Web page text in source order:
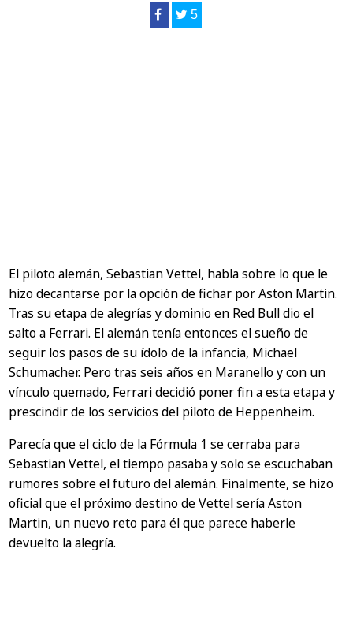
5
El piloto alemán, Sebastian Vettel, habla sobre lo que le
hizo decantarse por la opción de fichar por Aston Martin.
Tras su etapa de alegrías y dominio en Red Bull dio el
salto a Ferrari. El alemán tenía entonces el sueño de
seguir los pasos de su ídolo de la infancia, Michael
Schumacher. Pero tras seis años en Maranello y con un
vínculo quemado, Ferrari decidió poner fin a esta etapa y
prescindir de los servicios del piloto de Heppenheim.
Parecía que el ciclo de la Fórmula 1 se cerraba para
Sebastian Vettel, el tiempo pasaba y solo se escuchaban
rumores sobre el futuro del alemán. Finalmente, se hizo
oficial que el próximo destino de Vettel sería Aston
Martin, un nuevo reto para él que parece haberle
devuelto la alegría.